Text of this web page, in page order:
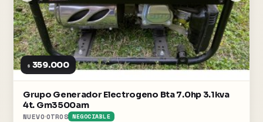
$ 359.000
Grupo Generador Electrogeno Bta 7.0hp 3.1kva
4t. Gm3500am
NUEVO OTROS NEGOCIABLE